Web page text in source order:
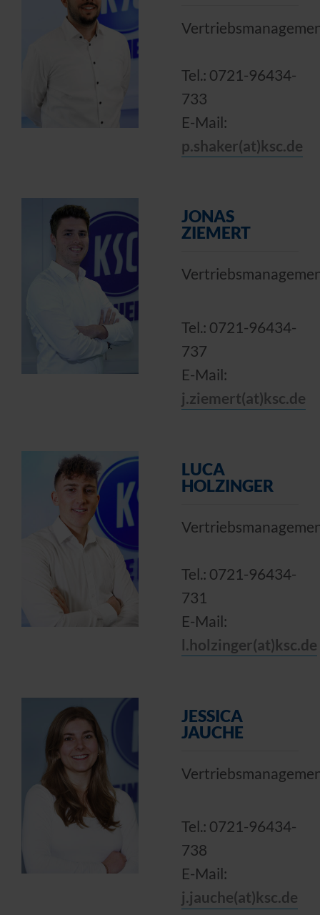
Tel.: 0721-96434-
733
E-Mail:
p.shaker(at)ksc.de
JONAS
ZIEMERT
Tel.: 0721-96434-
737
E-Mail:
j.ziemert(at)ksc.de
LUCA
HOLZINGER
Tel.: 0721-96434-
731
E-Mail:
l.holzinger(at)ksc.de
JESSICA
JAUCHE
Tel.: 0721-96434-
738
E-Mail:
j.jauche(at)ksc.de